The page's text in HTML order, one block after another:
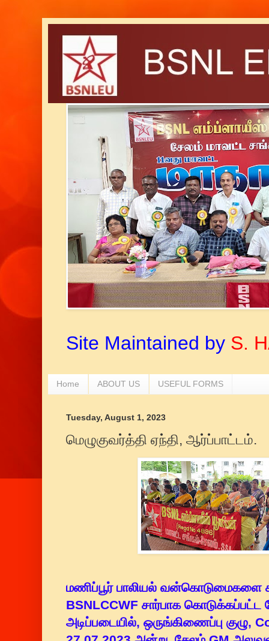
Site Maintained by S.
Home ABOUT US USEFUL FORMS
Tuesday, August 1, 2023
மெழுகுவர்த்தி ஏந்தி, ஆர்ப்பாட்டம்.
மணிப்பூர் பாலியல் வன்கொடுமைகளை
BSNLCCWF சார்பாக
அடிப்படையில், ஒருங்கிணைப்பு குழு,